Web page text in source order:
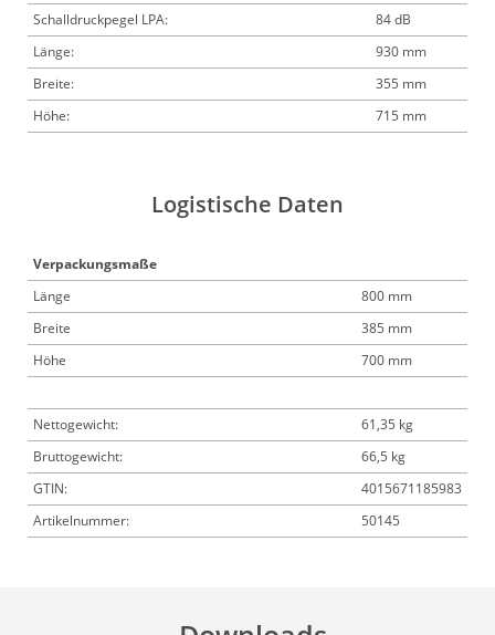
Schalldruckpegel LPA:
84 dB
Länge:
930 mm
Breite:
355 mm
Höhe:
715 mm
Logistische Daten
Verpackungsmaße
Länge
800 mm
Breite
385 mm
Höhe
700 mm
Nettogewicht:
61,35 kg
Bruttogewicht:
66,5 kg
GTIN:
4015671185983
Artikelnummer:
50145